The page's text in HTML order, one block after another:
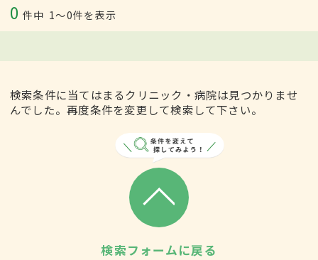
0 件中 1〜0件を表示
検索条件に当てはまるクリニック・病院は見つかりませ
んでした。再度条件を変更して検索して下さい。
検索フォームに戻る